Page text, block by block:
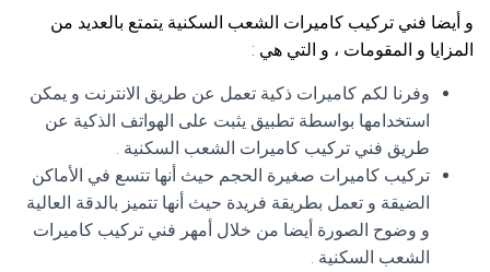
و أيضا فني تركيب كاميرات الشعب السكنية يتمتع بالعديد من
المزايا و المقومات ، و التي هي :
وفرنا لكم كاميرات ذكية تعمل عن طريق الانترنت و يمكن
استخدامها بواسطة تطبيق يثبت على الهواتف الذكية عن
طريق فني تركيب كاميرات الشعب السكنية .
تركيب كاميرات صغيرة الحجم حيث أنها تتسع في الأماكن
الضيقة و تعمل بطريقة فريدة حيث أنها تتميز بالدقة العالية
و وضوح الصورة أيضا من خلال أمهر فني تركيب كاميرات
الشعب السكنية .